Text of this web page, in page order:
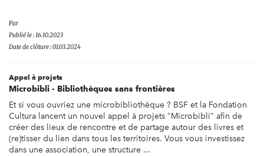
Par
Publié le : 16.10.2023
Date de clôture : 01.03.2024
Appel à projets
Microbibli - Bibliothèques sans frontières
Et si vous ouvriez une microbibliothèque ? BSF et la Fondation
Cultura lancent un nouvel appel à projets "Microbibli" afin de
créer des lieux de rencontre et de partage autour des livres et
(re)tisser du lien dans tous les territoires. Vous vous investissez
dans une association, une structure ...